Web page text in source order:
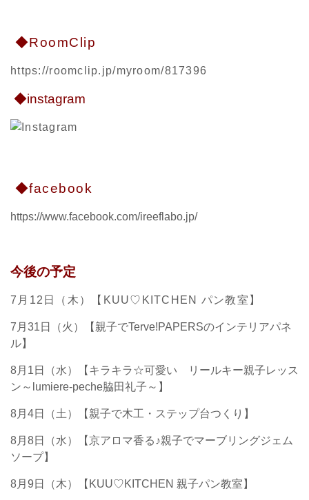
◆RoomClip
https://roomclip.jp/myroom/817396
◆instagram
◆facebook
https://www.facebook.com/ireeflabo.jp/
今後の予定
7月12日（木）【KUU♡KITCHEN パン教室】
7月31日（火）【親子でTerve!PAPERSのインテリアパネ
ル】
8月1日（水）【キラキラ☆可愛い リールキー親子レッス
ン～lumiere-peche脇田礼子～】
8月4日（土）【親子で木工・ステップ台つくり】
8月8日（水）【京アロマ香る♪親子でマーブリングジェム
ソープ】
8月9日（木）【KUU♡KITCHEN 親子パン教室】